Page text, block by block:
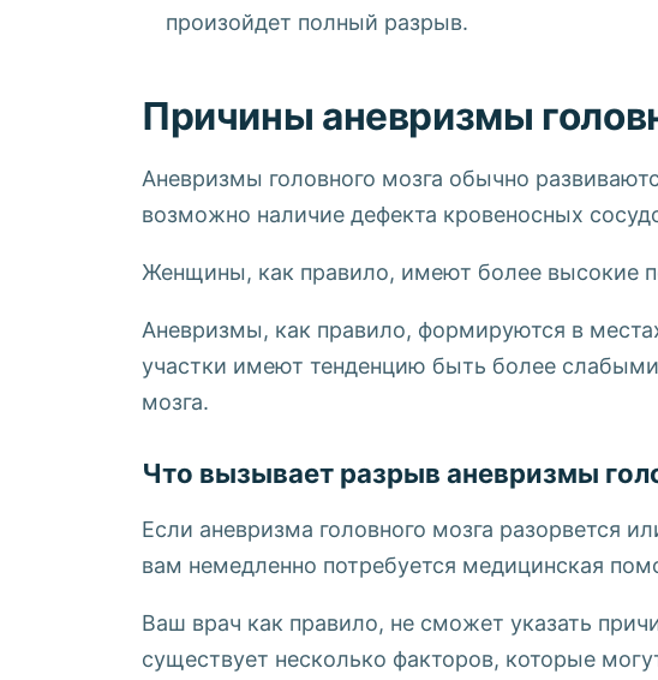
произойдет полный разрыв.
Причины аневризмы
Аневризмы головного мозга обычно
возможно наличие дефекта кровеносных
Женщины, как правило, имеют более высокие
Аневризмы, как правило, формируются в
участки имеют тенденцию быть более
мозга.
Что вызывает разрыв аневризмы
Если аневризма головного мозга разорвется
вам немедленно потребуется медицинская
Ваш врач как правило, не сможет указать
существует несколько факторов, которые